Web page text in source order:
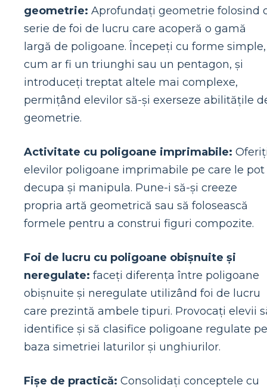
geometrie: Aprofundați geometrie folosind
serie de foi de lucru care acoperă o gamă
largă de poligoane. Începeți cu forme simple,
cum ar fi un triunghi sau un pentagon, și
introduceți treptat altele mai complexe,
permițând elevilor să-și exerseze abilitățile
geometrie.
Activitate cu poligoane imprimabile:
elevilor poligoane imprimabile pe care le pot
decupa și manipula. Pune-i să-și creeze
propria artă geometrică sau să folosească
formele pentru a construi figuri compozite.
Foi de lucru cu poligoane obișnuite și
neregulate: faceți diferența între poligoane
obișnuite și neregulate utilizând foi de lucru
care prezintă ambele tipuri. Provocați elevii
identifice și să clasifice poligoane regulate pe
baza simetriei laturilor și unghiurilor.
Fișe de practică: Consolidați conceptele cu